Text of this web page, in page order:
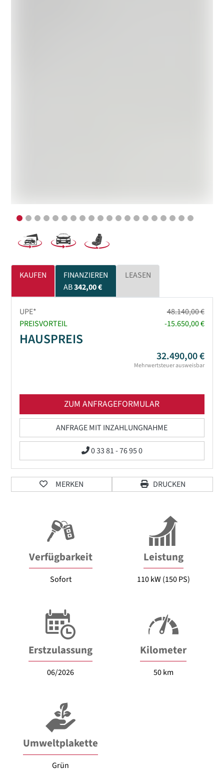
KAUFEN
FINANZIEREN
AB342,00 €
LEASEN
UPE*
48.140,00 €
PREISVORTEIL
-15.650,00 €
HAUSPREIS
32.490,00 €
Mehrwertsteuer ausweisbar
ZUM ANFRAGEFORMULAR
ANFRAGE MIT INZAHLUNGNAHME
0 33 81 - 76 95 0
MERKEN DRUCKEN
Verfügbarkeit
Sofort
Leistung
110 kW (150 PS)
Erstzulassung
06/2026
Kilometer
50 km
Umweltplakette
Grün